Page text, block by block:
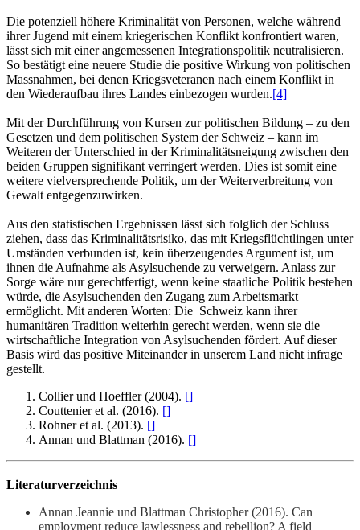
Die potenziell höhere Kriminalität von Personen, welche während
ihrer Jugend mit einem kriegerischen Konflikt konfrontiert waren,
lässt sich mit einer angemessenen Integrationspolitik neutralisieren.
So bestätigt eine neuere Studie die positive Wirkung von politischen
Massnahmen, bei denen Kriegsveteranen nach einem Konflikt in
den Wiederaufbau ihres Landes einbezogen wurden.[4]
Mit der Durchführung von Kursen zur politischen Bildung – zu den
Gesetzen und dem politischen System der Schweiz – kann im
Weiteren der Unterschied in der Kriminalitätsneigung zwischen den
beiden Gruppen signifikant verringert werden. Dies ist somit eine
weitere vielversprechende Politik, um der Weiterverbreitung von
Gewalt entgegenzuwirken.
Aus den statistischen Ergebnissen lässt sich folglich der Schluss
ziehen, dass das Kriminalitätsrisiko, das mit Kriegsflüchtlingen unter
Umständen verbunden ist, kein überzeugendes Argument ist, um
ihnen die Aufnahme als Asylsuchende zu verweigern. Anlass zur
Sorge wäre nur gerechtfertigt, wenn keine staatliche Politik bestehen
würde, die Asylsuchenden den Zugang zum Arbeitsmarkt
ermöglicht. Mit anderen Worten: Die Schweiz kann ihrer
humanitären Tradition weiterhin gerecht werden, wenn sie die
wirtschaftliche Integration von Asylsuchenden fördert. Auf dieser
Basis wird das positive Miteinander in unserem Land nicht infrage
gestellt.
Collier und Hoeffler (2004). []
Couttenier et al. (2016). []
Rohner et al. (2013). []
Annan und Blattman (2016). []
Literaturverzeichnis
Annan Jeannie und Blattman Christopher (2016). Can
employment reduce lawlessness and rebellion? A field